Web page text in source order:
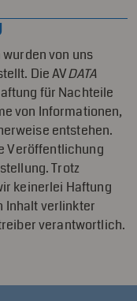
von uns
Die AVDATA
für Nachteile
von Informationen,
entstehen.
Veröffentlichung
Trotz
keinerlei Haftung
Inhalt verlinkter
verantwortlich.